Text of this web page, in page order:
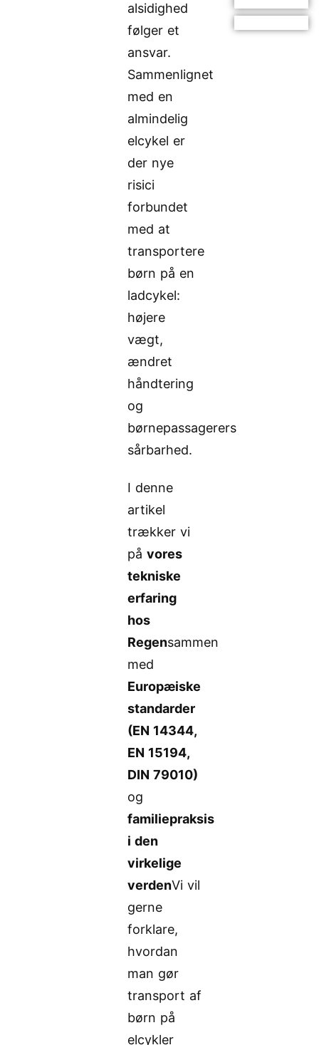
alsidighed
følger et
ansvar.
Sammenlignet
med en
almindelig
elcykel er
der nye
risici
forbundet
med at
transportere
børn på en
ladcykel:
højere
vægt,
ændret
håndtering
og
børnepassagerers
sårbarhed.
I denne
artikel
trækker vi
påvores
tekniske
erfaring
hos
Regensammen
med
Europæiske
standarder
(EN 14344,
EN 15194,
DIN 79010)
og
familiepraksis
i den
virkelige
verdenVi vil
gerne
forklare,
hvordan
man gør
transport af
børn på
elcykler